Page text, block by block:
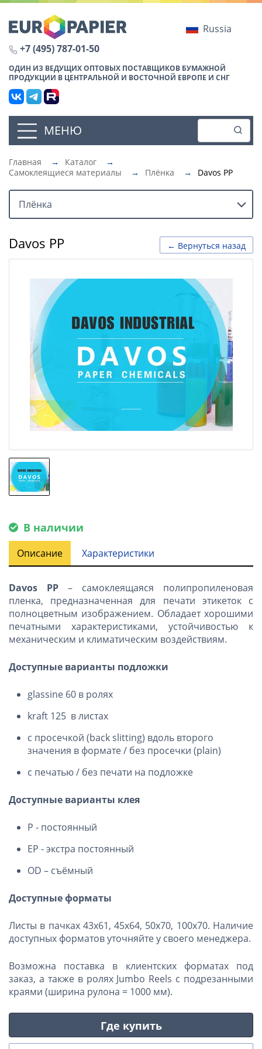
Russia
+7 (495) 787-01-50
ОДИН ИЗ ВЕДУЩИХ ОПТОВЫХ ПОСТАВЩИКОВ БУМАЖНОЙ
ПРОДУКЦИИ В ЦЕНТРАЛЬНОЙ И ВОСТОЧНОЙ ЕВРОПЕ И СНГ
МЕНЮ
Главная → Каталог
→
Самоклеящиеся материалы
→ Плёнка → Davos PP
Плёнка
← Вернуться назад
Davos PP
В наличии
Описание Характеристики
Davos PP – самоклеящаяся полипропиленовая
пленка, предназначенная для печати этикеток с
полноцветным изображением. Обладает хорошими
печатными характеристиками, устойчивостью к
механическим и климатическим воздействиям.
Доступные варианты подложки
glassine 60 в ролях
kraft 125 в листах
с просечкой (back slitting) вдоль второго
значения в формате / без просечки (plain)
с печатью / без печати на подложке
Доступные варианты клея
P - постоянный
EP - экстра постоянный
OD – съёмный
Доступные форматы
Листы в пачках 43х61, 45х64, 50х70, 100х70. Наличие
доступных форматов уточняйте у своего менеджера.
Возможна поставка в клиентских форматах под
заказ, а также в ролях Jumbo Reels с подрезанными
краями (ширина рулона = 1000 мм).
Где купить